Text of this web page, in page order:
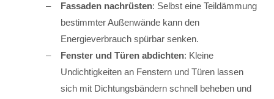
Fassaden nachrüsten: Selbst eine Teildämmung
bestimmter Außenwände kann den
Energieverbrauch spürbar senken.
Fenster und Türen abdichten: Kleine
Undichtigkeiten an Fenstern und Türen lassen
sich mit Dichtungsbändern schnell beheben und